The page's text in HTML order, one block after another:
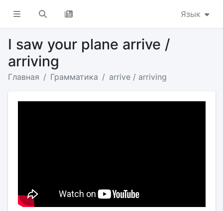
Язык
I saw your plane arrive /
arriving
Главная Грамматика arrive / arriving